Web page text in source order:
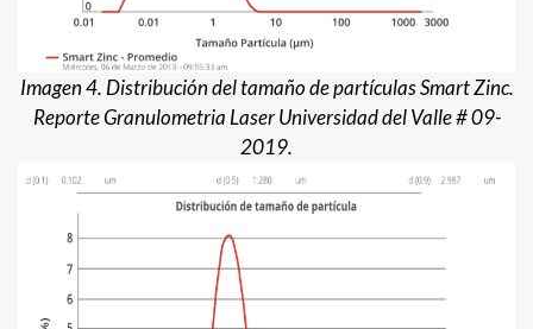
Imagen 4. Distribución del tamaño de partículas Smart Zinc.
Reporte Granulometria Laser Universidad del Valle # 09-
2019.